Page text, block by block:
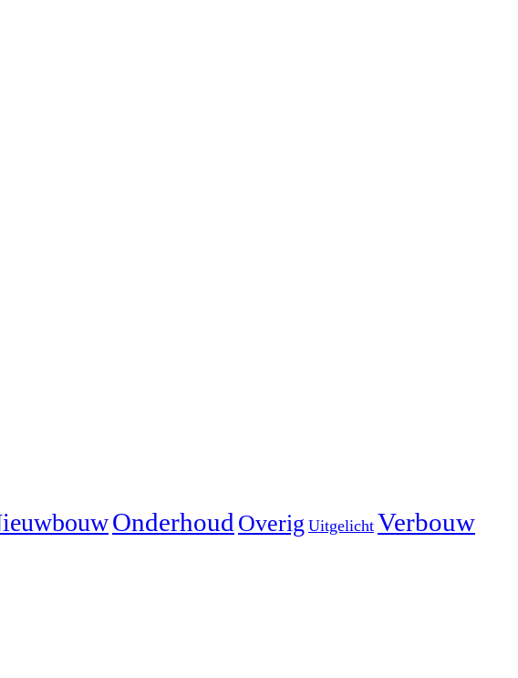
Onderhoud Overig Uitgelicht Verbouw